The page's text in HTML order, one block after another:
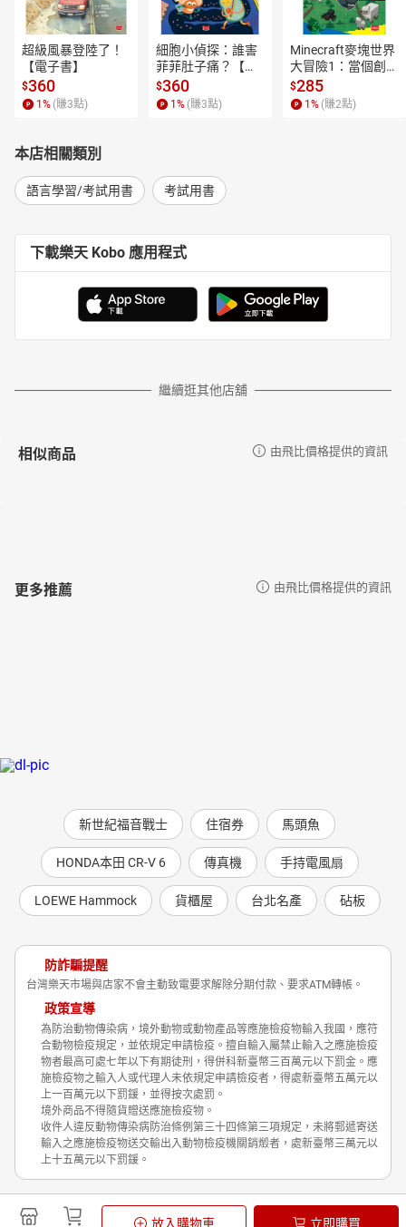
放入購物車 立即購買
超級風暴登陸了！
【電子書】
$360
1 % (賺3點)
細胞小偵探：誰害
菲菲肚子痛？【電
子書】
$360
1 % (賺3點)
Minecraft麥塊世界
大冒險1：當個創世
神！【電子書】
$285
1 % (賺2點)
本店相關類別
語言學習/考試用書 考試用書
下載樂天 Kobo 應用程式
繼續逛其他店舖
相似商品 由飛比價格提供的資訊
更多推薦 由飛比價格提供的資訊
新世紀福音戰士 住宿券 馬頭魚
HONDA本田 CR-V 6 傳真機 手持電風扇
LOEWE Hammock 貨櫃屋 台北名產 砧板
防詐騙提醒
台灣樂天市場與店家不會主動致電要求解除分期付款、要求ATM轉帳。
政策宣導
為防治動物傳染病，境外動物或動物產品等應施檢疫物輸入我國，應符
合動物檢疫規定，並依規定申請檢疫。擅自輸入屬禁止輸入之應施檢疫
物者最高可處七年以下有期徒刑，得併科新臺幣三百萬元以下罰金。應
施檢疫物之輸入人或代理人未依規定申請檢疫者，得處新臺幣五萬元以
上一百萬元以下罰鍰，並得按次處罰。
境外商品不得隨貨贈送應施檢疫物。
收件人違反動物傳染病防治條例第三十四條第三項規定，未將郵遞寄送
輸入之應施檢疫物送交輸出入動物檢疫機關銷燬者，處新臺幣三萬元以
上十五萬元以下罰鍰。
Shopping is Entertainment!